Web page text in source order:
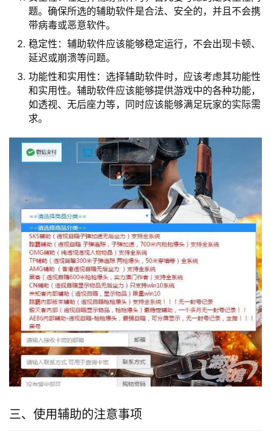
题。确保所选的辅助软件是合法、安全的，并且不会携
带病毒或恶意软件。
稳定性：辅助软件应该能够稳定运行，不会出现卡顿、
延迟或崩溃等问题。
功能性和实用性：选择辅助软件时，应该考虑其功能性
和实用性。辅助软件应该能够提供游戏中的各种功能，
如透视、无后座力等，同时应该能够满足玩家的实际需
求。
三、使用辅助的注意事项